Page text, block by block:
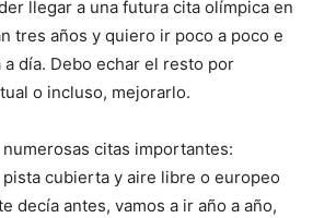
llegar a una futura cita olímpica en
tres años y quiero ir poco a poco e
día. Debo echar el resto por
o incluso, mejorarlo.
citas importantes:
cubierta y aire libre o europeo
decía antes, vamos a ir año a año,